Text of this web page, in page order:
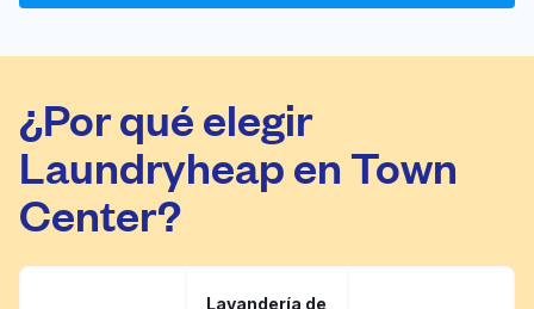
¿Por qué elegir
Laundryheap en Town
Center?
Lavandería de